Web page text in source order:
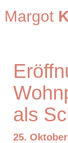
Margot
als
25.